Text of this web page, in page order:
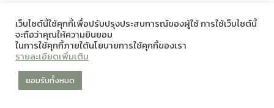
เว็บไซต์นี้ใช้คุกกี้เพื่อปรับปรุงประสบการณ์ของผู้ใช้ การใช้เว็บไซต์นี้
จะถือว่าคุณให้ความยินยอม
ในการใช้คุกกี้ภายใต้นโยบายการใช้คุกกี้ของเรา
รายละเอียดเพิ่มเติม
ยอมรับทั้งหมด